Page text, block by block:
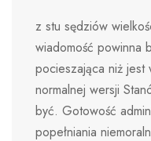
z stu sędziów
wiadomość powinna
pocieszająca niż
normalnej wersji
być. Gotowość
popełniania